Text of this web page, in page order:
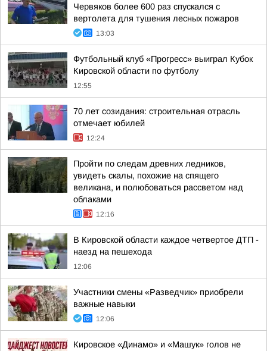
Червяков более 600 раз спускался с
вертолета для тушения лесных пожаров
13:03
Футбольный клуб «Прогресс» выиграл Кубок
Кировской области по футболу
12:55
70 лет созидания: строительная отрасль
отмечает юбилей
12:24
Пройти по следам древних ледников,
увидеть скалы, похожие на спящего
великана, и полюбоваться рассветом над
облаками
12:16
В Кировской области каждое четвертое ДТП -
наезд на пешехода
12:06
Участники смены «Разведчик» приобрели
важные навыки
12:06
Кировское «Динамо» и «Машук» голов не